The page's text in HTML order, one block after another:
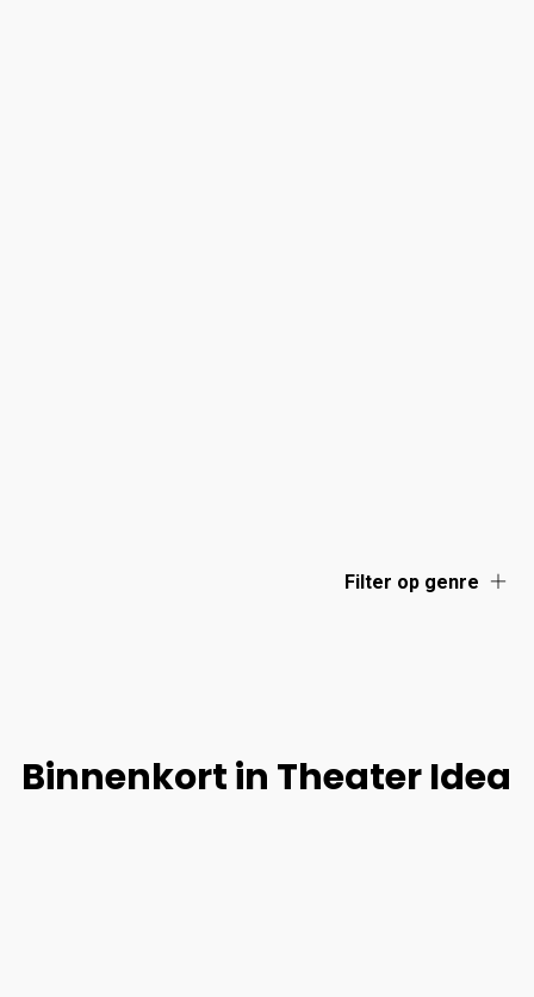
Filter op genre
Binnenkort in Theater Idea